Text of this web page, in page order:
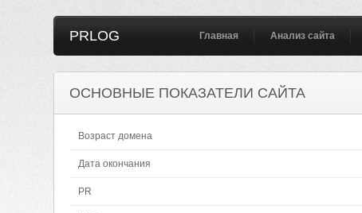
PRLOG Главная Анализ сайта
ОСНОВНЫЕ ПОКАЗАТЕЛИ САЙТА
Возраст домена
Дата окончания
PR